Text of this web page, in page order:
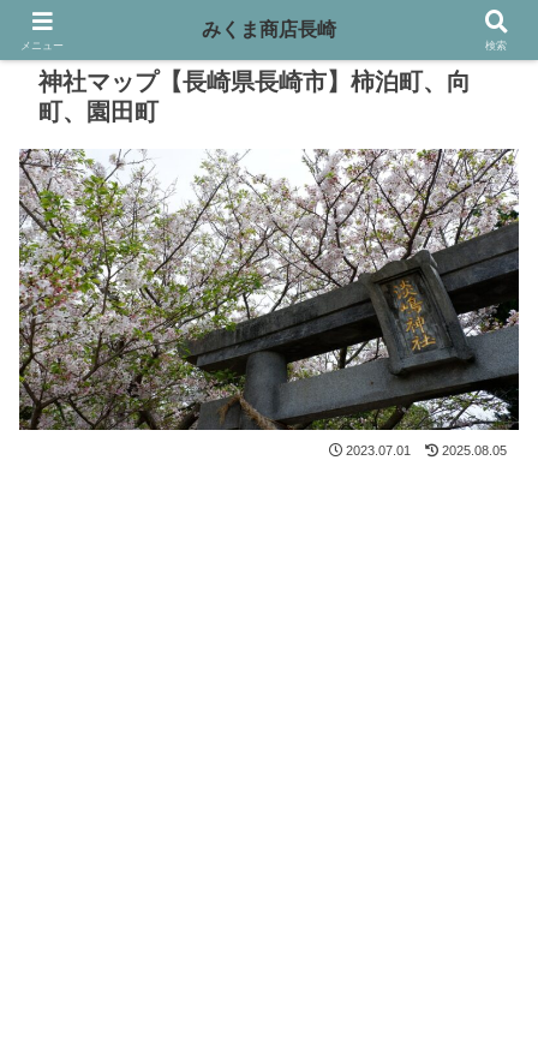
神社マップ【長崎県長崎市】柿泊町、向
町、園田町
2023.07.01 2025.08.05
メニュー
みくま商店長崎
検索